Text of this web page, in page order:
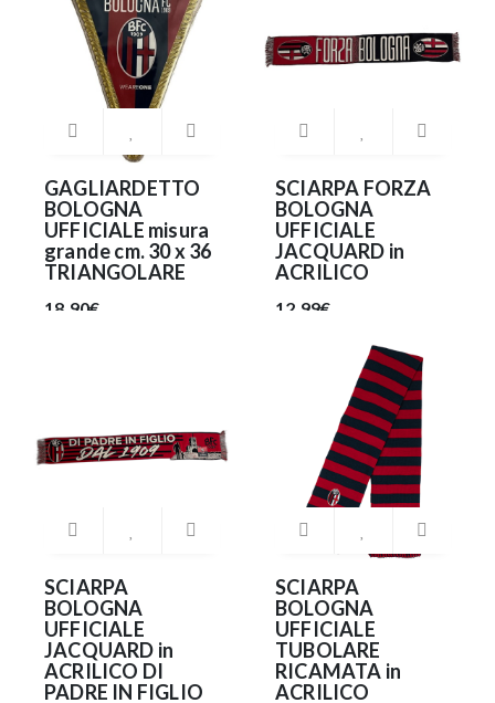
GAGLIARDETTO
BOLOGNA
UFFICIALE misura
grande cm. 30 x 36
TRIANGOLARE
18.90€
SCIARPA FORZA
BOLOGNA
UFFICIALE
JACQUARD in
ACRILICO
12.99€
SCIARPA
BOLOGNA
UFFICIALE
JACQUARD in
ACRILICO DI
PADRE IN FIGLIO
SCIARPA
BOLOGNA
UFFICIALE
TUBOLARE
RICAMATA in
ACRILICO